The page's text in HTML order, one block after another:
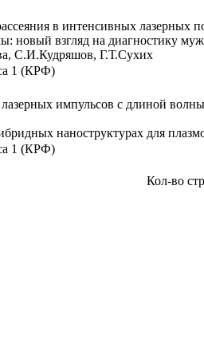
в интенсивных
новый взгляд на диагностику
С.И.Кудряшов, Г.Т.Сухих
1 (КРФ)
лазерных импульсов с длиной
наноструктурах для
1 (КРФ)
Кол-во